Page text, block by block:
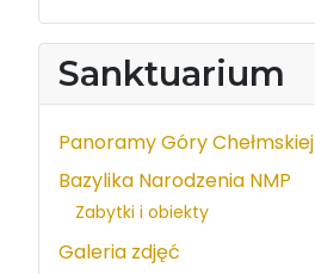
Sanktuarium
Panoramy Góry Chełmskiej
Bazylika Narodzenia NMP
Zabytki i obiekty
Galeria zdjęć